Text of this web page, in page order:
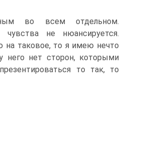
во всем отдельном.
чувства не нюансируется.
на таковое, то я имею нечто
него нет сторон, которыми
то так, то